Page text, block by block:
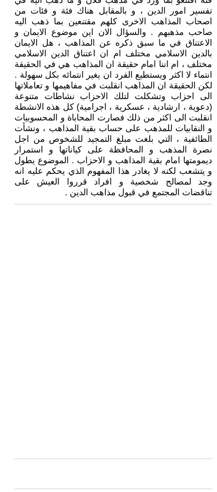
تفسير امور الدين ، و بالمقابل هناك فئة و فئات من
اصحاب المذاهب الاخرى كلهم مقتنعين بما ذهب اليه
صاحب مذهبهم . والسؤال الان اين موضوع الايمان و
الاعتناق في ما سبق ذكره عن المذاهب ، هل الايمان
بالدين الاسلامي مختلف ام ان اعتناق الدين الاسلامي
مختلف ، ام اننا امام حقيقة ان المذاهب هي في الحقيقة
انتماء لا اكثر ويستطيع الفرد ان يغير انتمائه بكل سهولة .
لكن الحقيقة ان المذاهب انقلبت في مفاهيمها و تعاملاتها
الى احزاب وتشكلت لتلك الاحزاب نشاطات متنوعة
(دعوية ، ارشادية ، عسكرية ، اجرامية) كل هذه الانشطة
انقلبت الى اكثر من ذلك فصارت المحاباة و المحسوبيات
و النقابيات للمذهب على حساب بقية المذاهب ، ونشأت
الطائفية ، التي بلغت مبلغ التمجيد للشخوص من اجل
نصرة المذهب و المحافظة على كياناتها و استمرار
ديمومتها امام بقية المذاهب و الاحزاب . الموضوع يطول
و يتشعب لكنه لا يغادر هذا المفهوم الذي يحكم عليه انه
وجد لمصالح شخصية و افراد قرروا العيش على
تناقضات المجتمع في قبول مذاهب الدين .